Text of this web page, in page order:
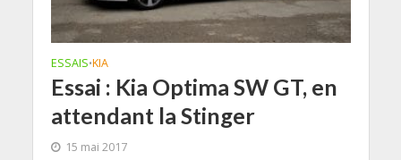
ESSAIS•KIA
Essai : Kia Optima SW GT, en
attendant la Stinger
15 mai 2017